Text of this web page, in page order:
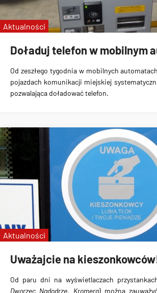
Doładuj telefon w mobilnym
Od zeszłego tygodnia w mobilnych automatach
pojazdach komunikacji miejskiej
pozwalająca doładować telefon.
Aktualności
Uważajcie na
Od paru dni na wyświetlaczach
Dworzec Nadodrze, Kromera) można
Aktualności